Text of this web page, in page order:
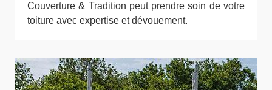
Couverture & Tradition peut prendre soin de votre
toiture avec expertise et dévouement.